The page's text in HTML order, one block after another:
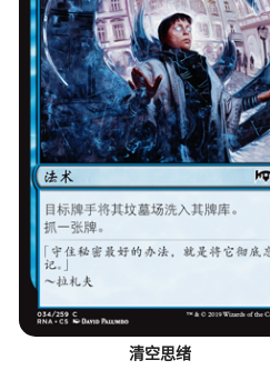
清空思绪